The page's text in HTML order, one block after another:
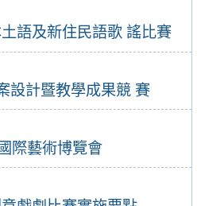
語及新住民語歌 謠比賽
設計暨教學成果競 賽
際藝術博覽會